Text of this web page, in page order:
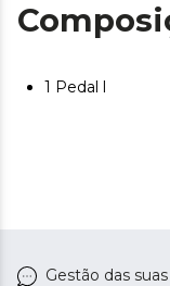
1 Pedal l
Gestão das